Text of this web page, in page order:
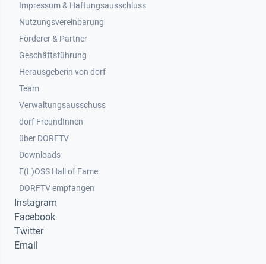
Impressum & Haftungsausschluss
Nutzungsvereinbarung
Footer 2
Förderer & Partner
Geschäftsführung
Herausgeberin von dorf
Team
Verwaltungsausschuss
dorf FreundInnen
Footer 3
über DORFTV
Downloads
F(L)OSS Hall of Fame
Footer 4
DORFTV empfangen
Instagram
Facebook
Twitter
Email